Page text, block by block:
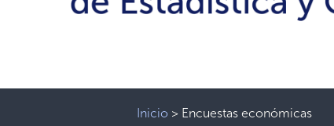
Inicio > Encuestas económicas